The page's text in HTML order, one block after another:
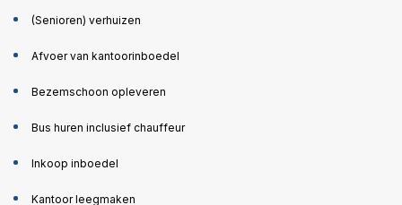
(Senioren) verhuizen
Afvoer van kantoorinboedel
Bezemschoon opleveren
Bus huren inclusief chauffeur
Inkoop inboedel
Kantoor leegmaken